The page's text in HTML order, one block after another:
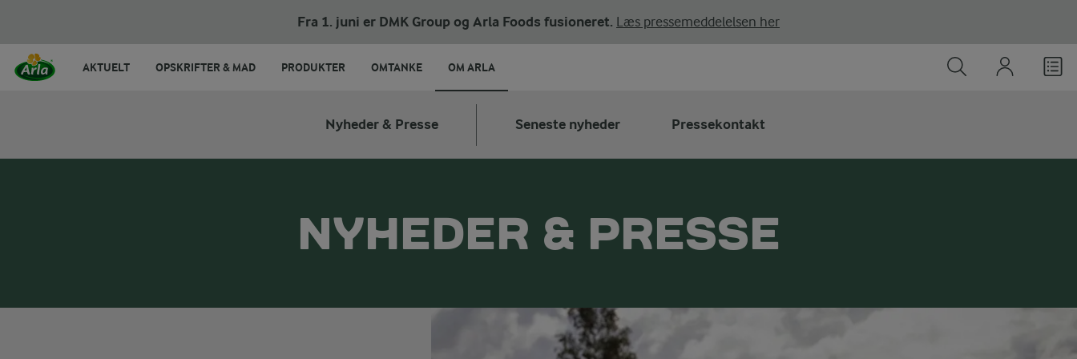
Fra 1. juni er DMK Group og Arla Foods fusioneret. Læs pressemeddelelsen her
AKTUELT OPSKRIFTER & MAD PRODUKTER OMTANKE OM ARLA
Nyheder & Presse Seneste nyheder Pressekontakt
NYHEDER & PRESSE